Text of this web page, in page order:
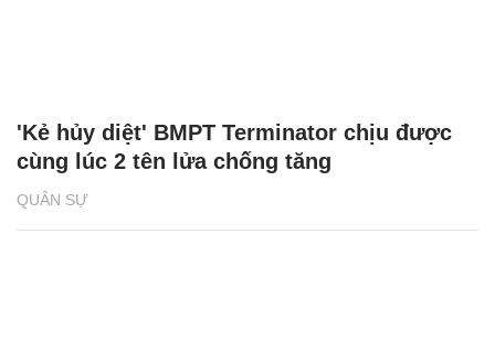
QUÂN SỰ
'Kẻ hủy diệt' BMPT Terminator chịu được
cùng lúc 2 tên lửa chống tăng